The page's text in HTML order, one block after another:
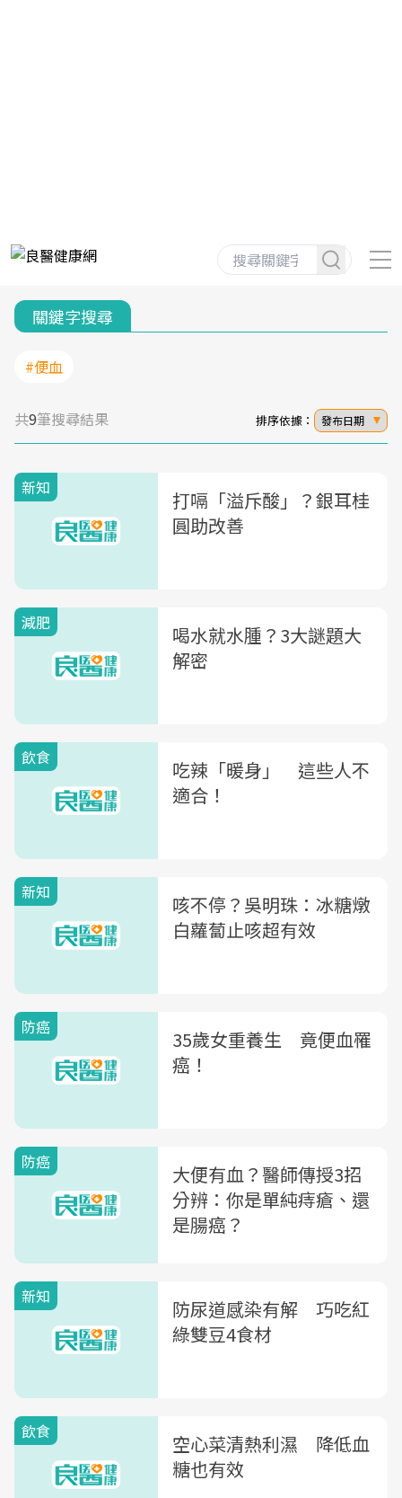
關鍵字搜尋
#便血
共9筆搜尋結果 排序依據： 發布日期
新知
打嗝「溢斥酸」？銀耳桂
圓助改善
減肥
喝水就水腫？3大謎題大
解密
飲食
吃辣「暖身」 這些人不
適合！
新知
咳不停？吳明珠：冰糖燉
白蘿蔔止咳超有效
防癌
35歲女重養生 竟便血罹
癌！
防癌
大便有血？醫師傳授3招
分辨：你是單純痔瘡、還
是腸癌？
新知
防尿道感染有解 巧吃紅
綠雙豆4食材
飲食
空心菜清熱利濕 降低血
糖也有效